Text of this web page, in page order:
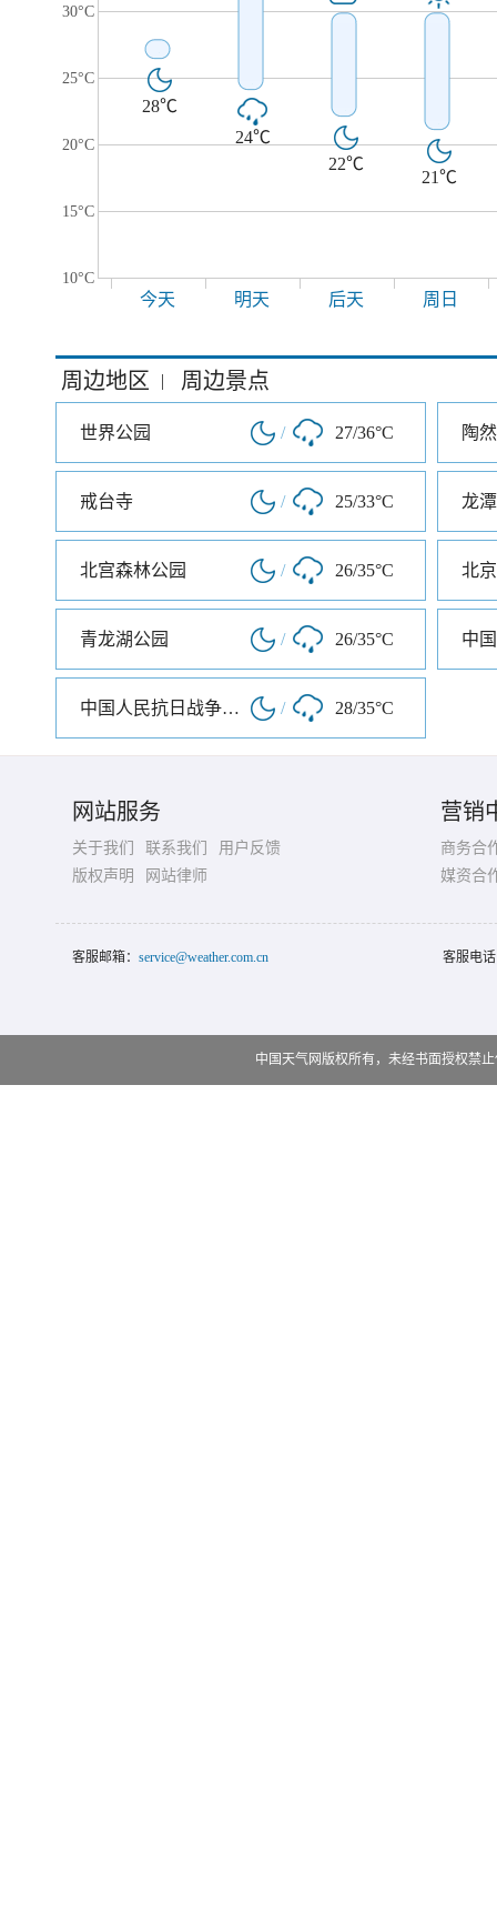
30°C
25°C
20°C
15°C
10°C
28℃
24℃
22℃
21℃
今天 明天 后天 周日
周边地区 | 周边景点
世界公园 / 27/36°C 陶
戒台寺 / 25/33°C 龙
北宫森林公园 / 26/35°C 北
青龙湖公园 / 26/35°C
中国人民抗日战争纪念馆 / 28/35°C
网站服务
关于我们 联系我们
用户反馈
版权声明
网站律师
营销
商务合
媒资合
客服邮箱： service@weather.com.cn 客服电
中国天气网版权所有，未经书面授权